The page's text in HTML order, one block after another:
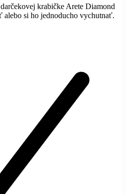
krabičke Arete Diamond
si ho jednoducho vychutnať.